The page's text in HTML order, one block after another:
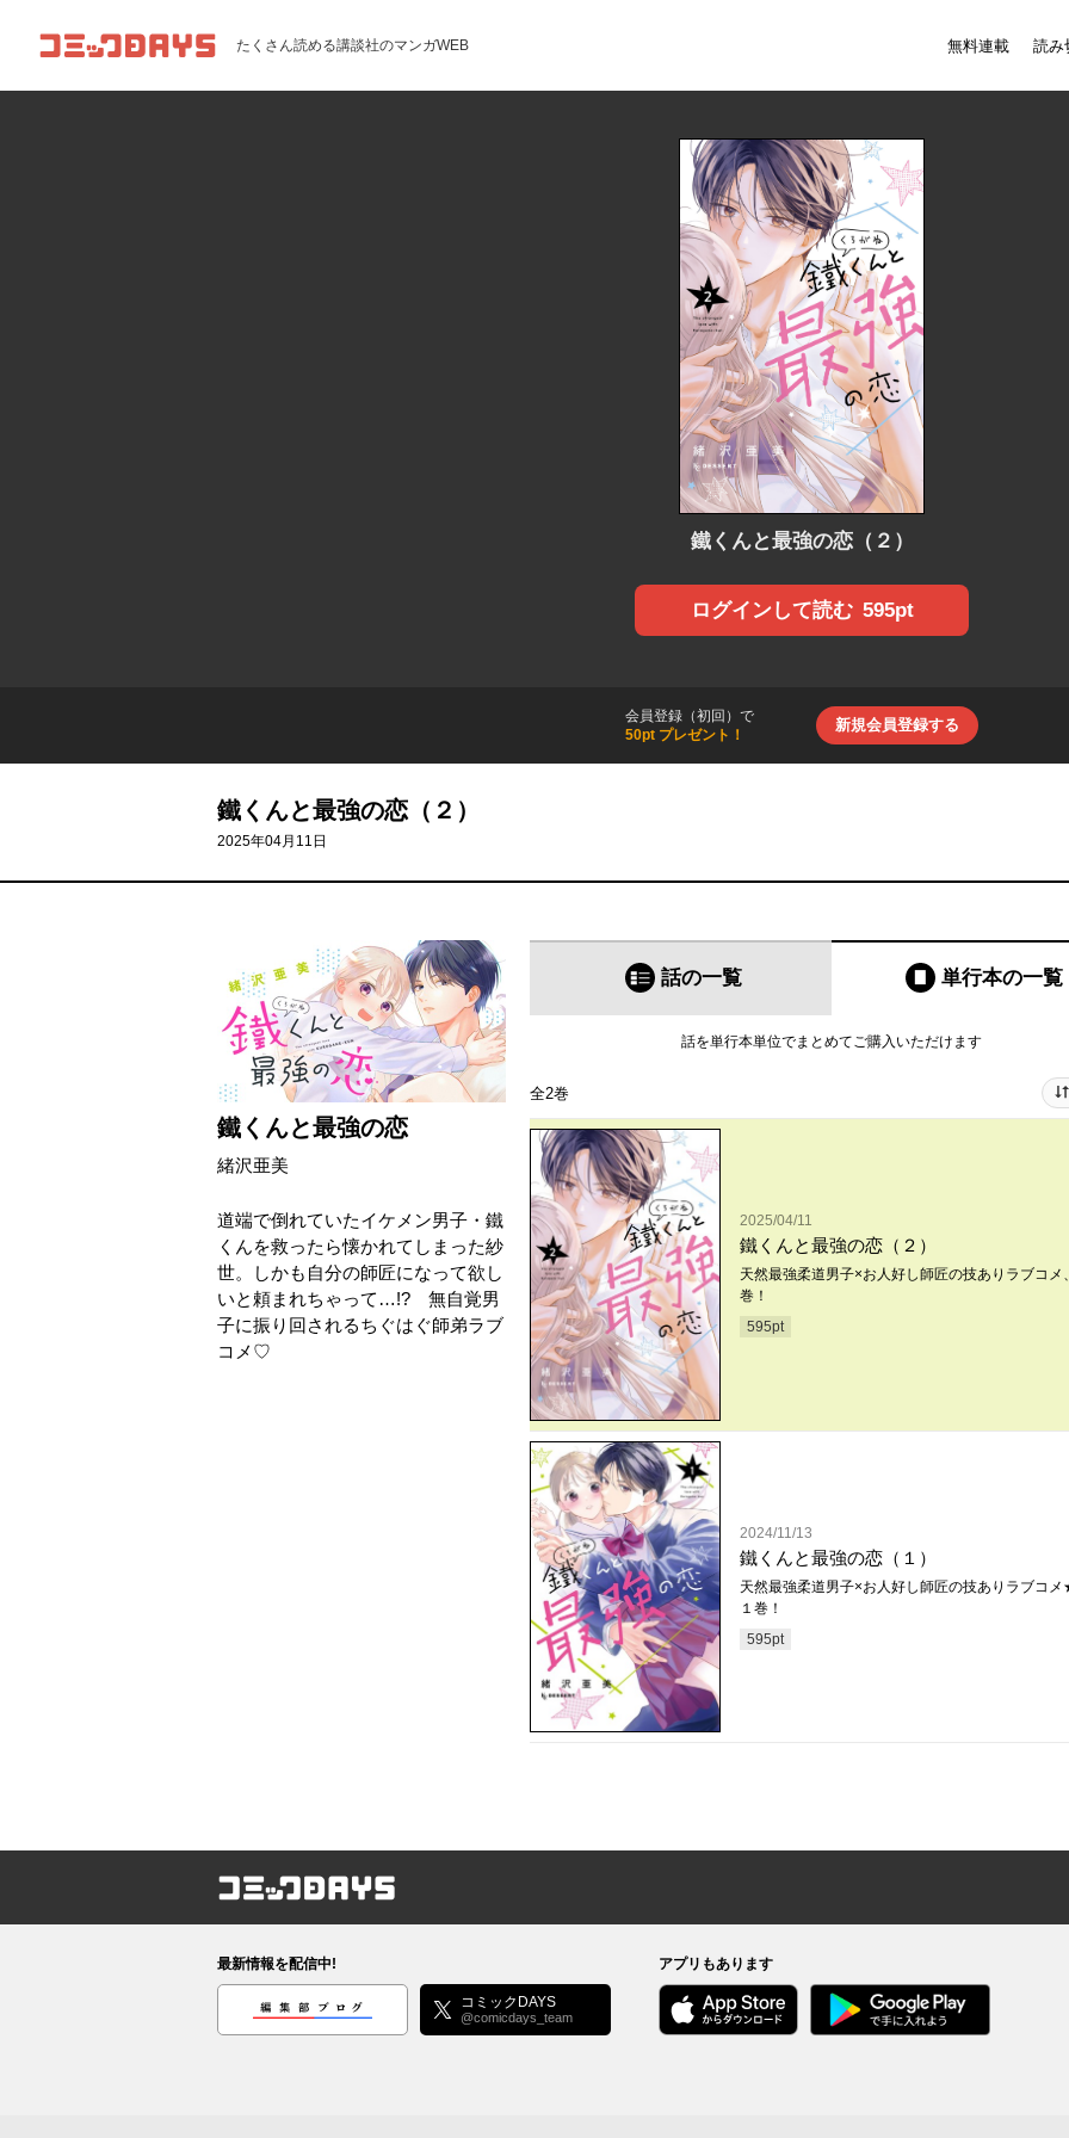
コミックDAYS たくさん読める講談社のマンガWEB 無料連載 読み
鐵くんと最強の恋（２）
ログインして読む 595pt
会員登録（初回）で
50pt プレゼント！
新規会員登録する
鐵くんと最強の恋（２）
2025年04月11日
鐵くんと最強の恋
緒沢亜美
道端で倒れていたイケメン男子・鐵
くんを救ったら懐かれてしまった紗
世。しかも自分の師匠になって欲し
いと頼まれちゃって…!? 無自覚男
子に振り回されるちぐはぐ師弟ラブ
コメ♡
話の一覧 単行本の一覧
話を単行本単位でまとめてご購入いただけます
全2巻
2025/04/11
鐵くんと最強の恋（２）
天然最強柔道男子×お人好し師匠の技ありラブコメ
巻！
595pt
2024/11/13
鐵くんと最強の恋（１）
天然最強柔道男子×お人好し師匠の技ありラブコ
１巻！
595pt
コミックDAYS
最新情報を配信中!
編集部ブログ コミックDAYS
@comicdays_team
アプリもあります